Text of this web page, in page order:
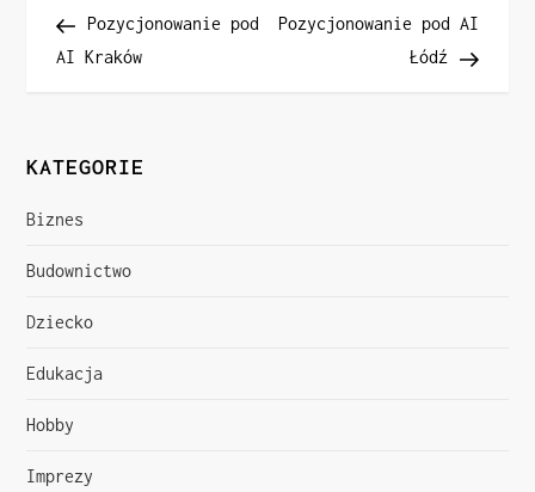
a
i
g
a
c
j
a
w
PostPozycjonowanie pod
AI Kraków
Post
Pozycjonowanie pod AI
Łódź
KATEGORIE
Biznes
Budownictwo
Dziecko
Edukacja
Hobby
Imprezy